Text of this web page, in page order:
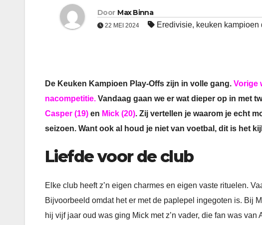
Door Max Binna
22 MEI 2024 Eredivisie, keuken kampioen
De Keuken Kampioen Play-Offs zijn in volle gang. Vorige
nacompetitie. Vandaag gaan we er wat dieper op in met
Casper (19) en Mick (20). Zij vertellen je waarom je echt
seizoen. Want ook al houd je niet van voetbal, dit is het
Liefde voor de club
Elke club heeft z’n eigen charmes en eigen vaste rituelen.
Bijvoorbeeld omdat het er met de paplepel ingegoten is. Bij
hij vijf jaar oud was ging Mick met z’n vader, die fan was van